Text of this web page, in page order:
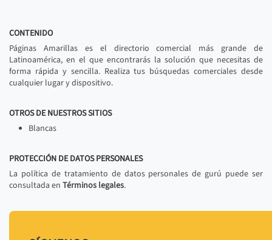
CONTENIDO
Páginas Amarillas es el directorio comercial más grande de
Latinoamérica, en el que encontrarás la solución que necesitas de
forma rápida y sencilla. Realiza tus búsquedas comerciales desde
cualquier lugar y dispositivo.
OTROS DE NUESTROS SITIOS
Blancas
PROTECCIÓN DE DATOS PERSONALES
La política de tratamiento de datos personales de gurú puede ser
consultada en Términos legales.